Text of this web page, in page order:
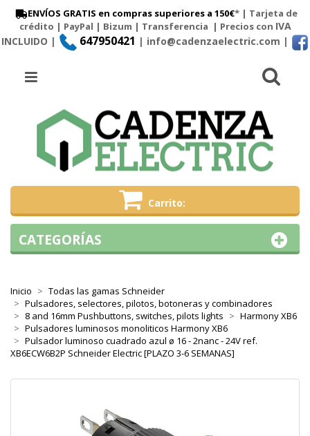
ENVÍOS GRATIS en compras superiores a 150€* | Tarjeta de
crédito | PayPal | Bizum | Transferencia | Precios con IVA
INCLUIDO |
647950421 | info@cadenzaelectric.com |
Carrito
Menú
Inicio
Todas las gamas Schneider
Pulsadores, selectores, pilotos, botoneras y combinadores
8 and 16mm Pushbuttons, switches, pilots lights
Harmony XB6
Pulsadores luminosos monoliticos Harmony XB6
Pulsador luminoso cuadrado azul ø 16 - 2nanc - 24V ref.
XB6ECW6B2P Schneider Electric [PLAZO 3-6 SEMANAS]
CATEGORÍAS